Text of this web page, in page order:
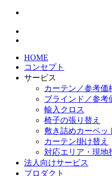
HOME
コンセプト
サービス
カーテン／参考価
ブラインド／参考
輸入クロス
椅子の張り替え
敷き詰めカーペッ
カーテン掛け替え
対応エリア・現地
法人向けサービス
プロダクト